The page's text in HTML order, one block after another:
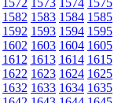
1572 1573 1574 1575
1582 1583 1584 1585
1592 1593 1594 1595
1602 1603 1604 1605
1612 1613 1614 1615
1622 1623 1624 1625
1632 1633 1634 1635